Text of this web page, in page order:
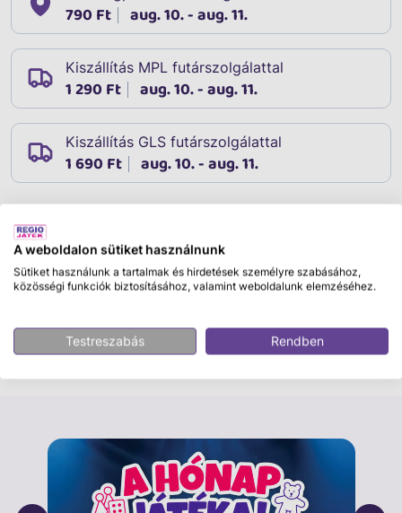
790 Ft aug. 10. - aug. 11.
Kiszállítás MPL futárszolgálattal
1 290 Ft aug. 10. - aug. 11.
Kiszállítás GLS futárszolgálattal
1 690 Ft aug. 10. - aug. 11.
Leírás
Kérjük, hogy a megjegyzésben tüntesd fel, melyik
erejéig elérhetőek.
A weboldalon sütiket használnunk
Sütiket használunk a tartalmak és hirdetések személyre szabásához,
közösségi funkciók biztosításához, valamint weboldalunk elemzéséhez.
Testreszabás Rendben